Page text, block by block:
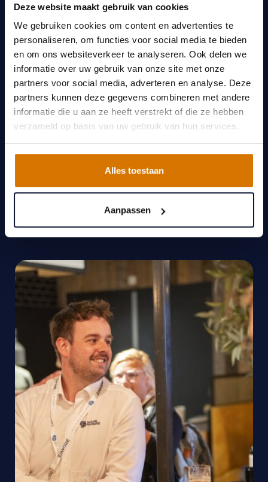
Deze website maakt gebruik van cookies
We gebruiken cookies om content en advertenties te
personaliseren, om functies voor social media te bieden
en om ons websiteverkeer te analyseren. Ook delen we
informatie over uw gebruik van onze site met onze
partners voor social media, adverteren en analyse. Deze
partners kunnen deze gegevens combineren met andere
informatie die u aan ze heeft verstrekt of die ze hebben
verzameld op basis van uw gebruik van hun services.
Alles toestaan
Aanpassen